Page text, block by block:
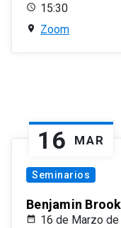
15:30
Zoom
16 MAR
Seminarios
Benjamin
16 de Marzo de